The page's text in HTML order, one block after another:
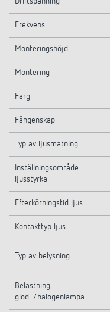
Frekvens
Monteringshöjd
Montering
Färg
Fångenskap
Typ av ljusmätning
Inställningsområde
ljusstyrka
Efterkörningstid ljus
Kontakttyp ljus
Typ av belysning
Belastning
glöd-/halogenlampa